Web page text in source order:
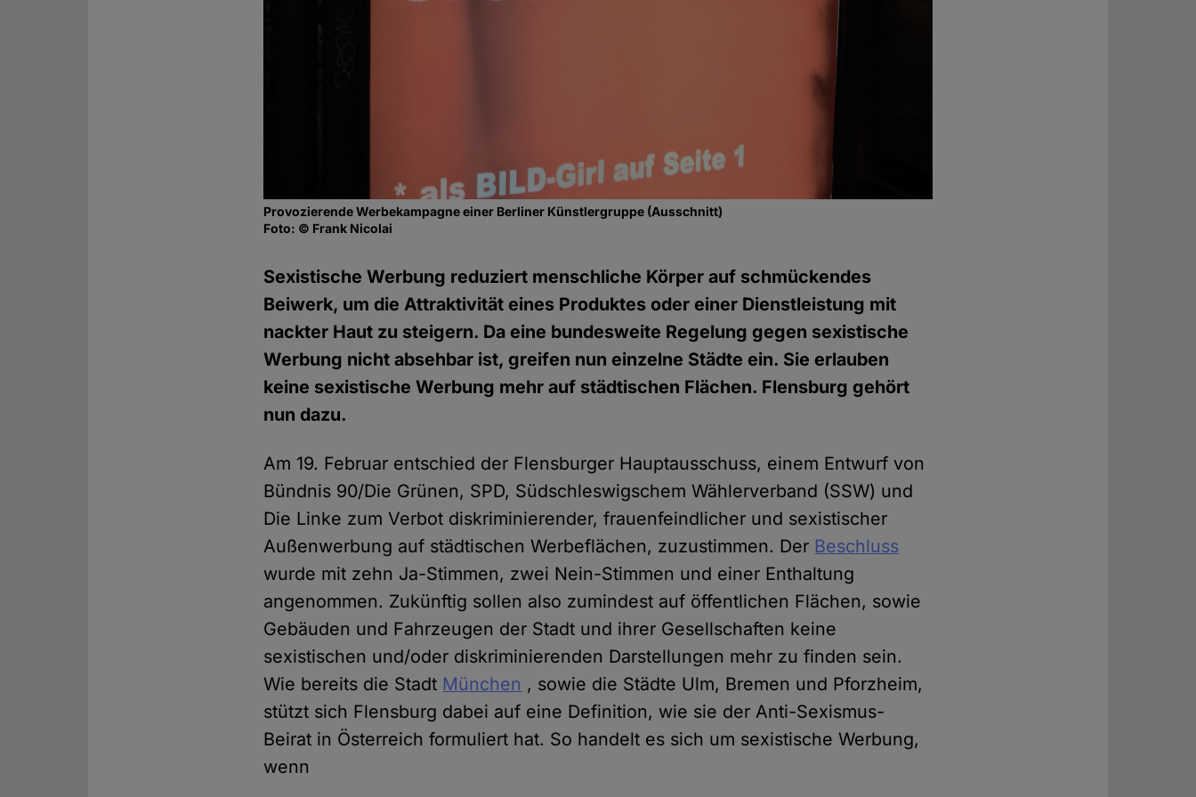
Provozierende Werbekampagne einer Berliner Künstlergruppe (Ausschnitt)
Foto: © Frank Nicolai
Sexistische Werbung reduziert menschliche Körper auf schmückendes
Beiwerk, um die Attraktivität eines Produktes oder einer Dienstleistung mit
nackter Haut zu steigern. Da eine bundesweite Regelung gegen sexistische
Werbung nicht absehbar ist, greifen nun einzelne Städte ein. Sie erlauben
keine sexistische Werbung mehr auf städtischen Flächen. Flensburg gehört
nun dazu.
Am 19. Februar entschied der Flensburger Hauptausschuss, einem Entwurf von
Bündnis 90/Die Grünen, SPD, Südschleswigschem Wählerverband (SSW) und
Die Linke zum Verbot diskriminierender, frauenfeindlicher und sexistischer
Außenwerbung auf städtischen Werbeflächen, zuzustimmen. Der Beschluss
wurde mit zehn Ja-Stimmen, zwei Nein-Stimmen und einer Enthaltung
angenommen. Zukünftig sollen also zumindest auf öffentlichen Flächen, sowie
Gebäuden und Fahrzeugen der Stadt und ihrer Gesellschaften keine
sexistischen und/oder diskriminierenden Darstellungen mehr zu finden sein.
Wie bereits die Stadt München , sowie die Städte Ulm, Bremen und Pforzheim,
stützt sich Flensburg dabei auf eine Definition, wie sie der Anti-Sexismus-
Beirat in Österreich formuliert hat. So handelt es sich um sexistische Werbung,
wenn